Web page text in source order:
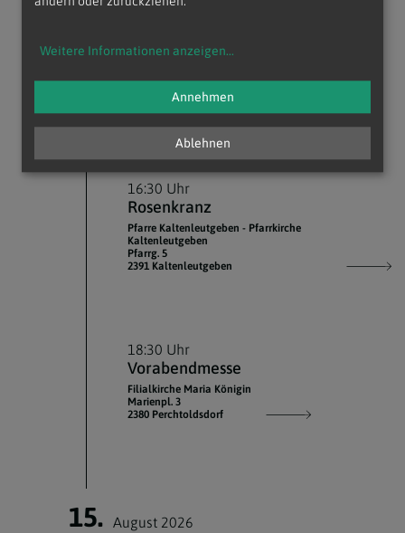
Gottesdienst
Pfarrkirche Gießhübl
2372 Gießhübl
16:30 Uhr
Rosenkranz
Pfarre Kaltenleutgeben - Pfarrkirche
Kaltenleutgeben
Pfarrg. 5
2391 Kaltenleutgeben
18:30 Uhr
Vorabendmesse
Filialkirche Maria Königin
Marienpl. 3
2380 Perchtoldsdorf
15. August 2026
Weitere Informationen anzeigen...
Ablehnen
Annehmen